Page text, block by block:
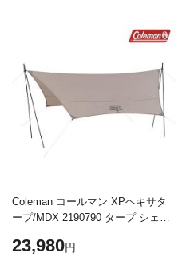
Coleman コールマン XPヘキサタ
ープ/MDX 2190790 タープ シェー
23,980円